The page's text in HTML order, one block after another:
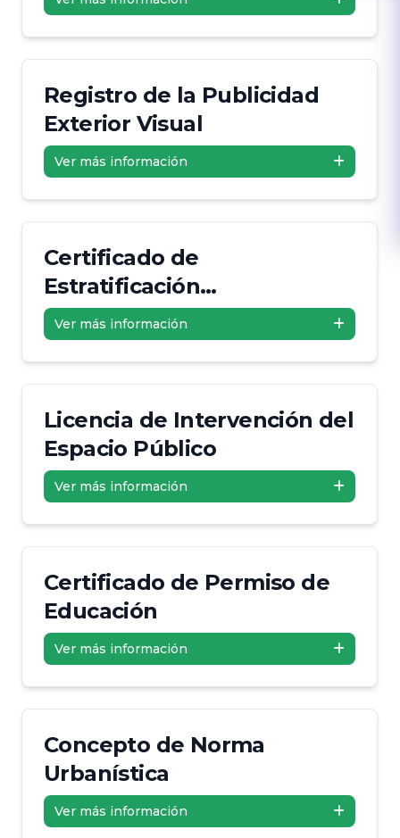
Registro de la Publicidad
Exterior Visual
Ver más información
Certificado de
Estratificación
Socioeconómica
Ver más información
Licencia de Intervención del
Espacio Público
Ver más información
Certificado de Permiso de
Educación
Ver más información
Concepto de Norma
Urbanística
Ver más información